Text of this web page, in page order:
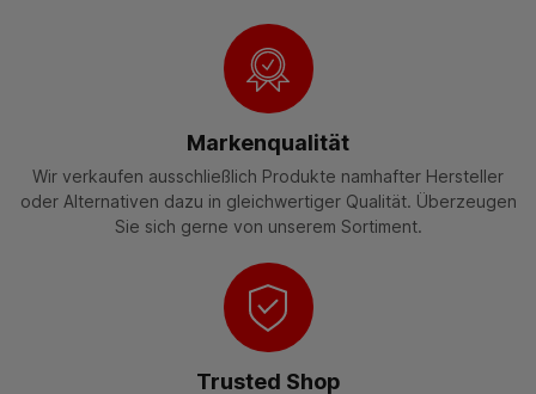
Markenqualität
Wir verkaufen ausschließlich Produkte namhafter Hersteller
oder Alternativen dazu in gleichwertiger Qualität. Überzeugen
Sie sich gerne von unserem Sortiment.
Trusted Shop